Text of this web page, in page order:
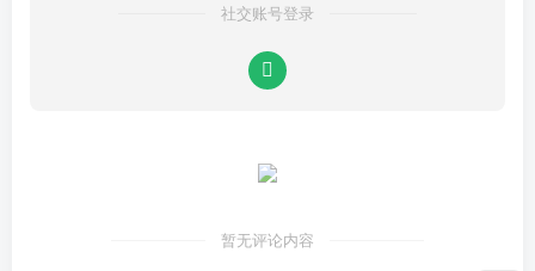
社交账号登录
暂无评论内容